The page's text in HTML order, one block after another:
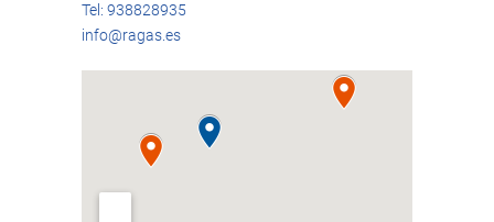
Tel: 938828935
info@ragas.es